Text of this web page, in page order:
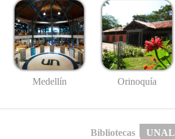
Medellín Orinoquía
Bibliotecas UNAL